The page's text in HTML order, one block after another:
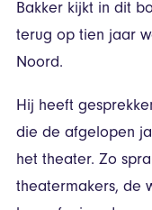
Bakker kijkt in dit
terug op tien jaar
Noord.
Hij heeft
die de afgelopen
het theater. Zo
theatermakers, de